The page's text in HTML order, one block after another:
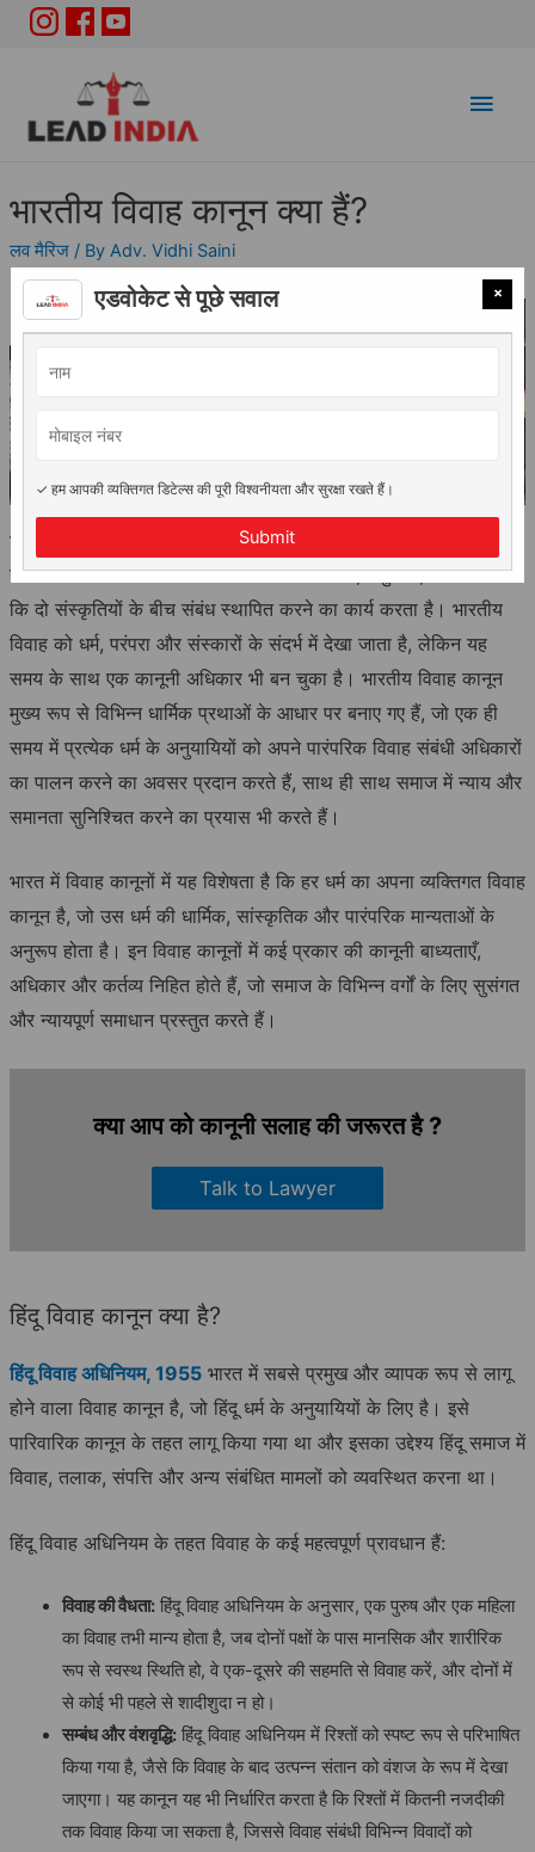
Main
भारतीय विवाह कानून क्या हैं?
लव मैरिज/ By Adv. Vidhi Saini
भारत में विवाह एक सामाजिक और सांस्कृतिक संस्था के रूप में देखा जाता है,
जो केवल दो व्यक्तियों के बीच नहीं बल्कि दो परिवारों, समुदायों, और यहां तक
कि दो संस्कृतियों के बीच संबंध स्थापित करने का कार्य करता है। भारतीय
विवाह को धर्म, परंपरा और संस्कारों के संदर्भ में देखा जाता है, लेकिन यह
समय के साथ एक कानूनी अधिकार भी बन चुका है। भारतीय विवाह कानून
मुख्य रूप से विभिन्न धार्मिक प्रथाओं के आधार पर बनाए गए हैं, जो एक ही
समय में प्रत्येक धर्म के अनुयायियों को अपने पारंपरिक विवाह संबंधी अधिकारों
का पालन करने का अवसर प्रदान करते हैं, साथ ही साथ समाज में न्याय और
समानता सुनिश्चित करने का प्रयास भी करते हैं।
भारत में विवाह कानूनों में यह विशेषता है कि हर धर्म का अपना व्यक्तिगत विवाह
कानून है, जो उस धर्म की धार्मिक, सांस्कृतिक और पारंपरिक मान्यताओं के
अनुरूप होता है। इन विवाह कानूनों में कई प्रकार की कानूनी बाध्यताएँ,
अधिकार और कर्तव्य निहित होते हैं, जो समाज के विभिन्न वर्गों के लिए सुसंगत
और न्यायपूर्ण समाधान प्रस्तुत करते हैं।
क्या आप को कानूनी सलाह की जरूरत है ?
Talk to Lawyer
हिंदू विवाह कानून क्या है?
हिंदू विवाह अधिनियम, 1955भारत में सबसे प्रमुख और व्यापक रूप से लागू
होने वाला विवाह कानून है, जो हिंदू धर्म के अनुयायियों के लिए है। इसे
पारिवारिक कानून के तहत लागू किया गया था और इसका उद्देश्य हिंदू समाज में
विवाह, तलाक, संपत्ति और अन्य संबंधित मामलों को व्यवस्थित करना था।
हिंदू विवाह अधिनियम के तहत विवाह के कई महत्वपूर्ण प्रावधान हैं:
विवाहकीवैधता:हिंदू विवाह अधिनियम के अनुसार, एक पुरुष और एक महिला
का विवाह तभी मान्य होता है, जब दोनों पक्षों के पास मानसिक और शारीरिक
रूप से स्वस्थ स्थिति हो, वे एक-दूसरे की सहमति से विवाह करें, और दोनों में
से कोई भी पहले से शादीशुदा न हो।
सम्बंधऔरवंशवृद्धि:हिंदू विवाह अधिनियम में रिश्तों को स्पष्ट रूप से परिभाषित
किया गया है, जैसे कि विवाह के बाद उत्पन्न संतान को वंशज के रूप में देखा
जाएगा। यह कानून यह भी निर्धारित करता है कि रिश्तों में कितनी नजदीकी
तक विवाह किया जा सकता है, जिससे विवाह संबंधी विभिन्न विवादों को
×
एडवोकेट से पूछे सवाल
✓ हम आपकी व्यक्तिगत डिटेल्स की पूरी विश्वनीयता और सुरक्षा रखते हैं।
Submit